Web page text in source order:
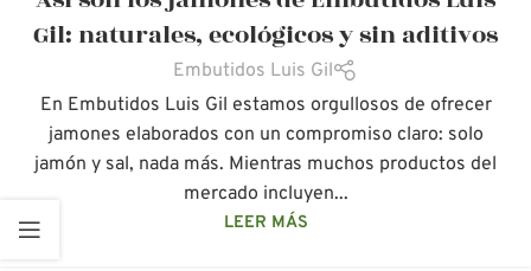
Gil: naturales, ecológicos y sin aditivos
Embutidos Luis Gil
En Embutidos Luis Gil estamos orgullosos de ofrecer
jamones elaborados con un compromiso claro: solo
jamón y sal, nada más. Mientras muchos productos del
mercado incluyen...
LEER MÁS